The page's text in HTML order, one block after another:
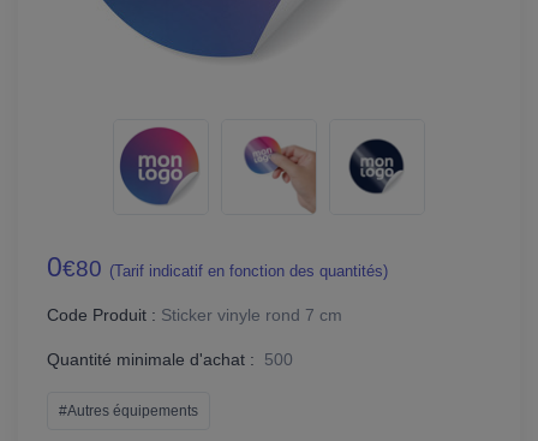
0€80 (Tarif indicatif en fonction des quantités)
Code Produit : Sticker vinyle rond 7 cm
Quantité minimale d'achat : 500
#Autres équipements